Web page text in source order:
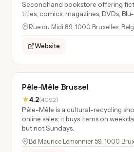
Secondhand bookstore offering
titles, comics, magazines, DVDs, Blu-
Rue du Midi 89, 1000 Bruxelles,
Website
Pêle-Mêle Brussel
★4.2(4092)
Pêle-Mêle is a cultural-recycling
online sales; it buys items on
but not Sundays.
Bd Maurice Lemonnier 59, 1000